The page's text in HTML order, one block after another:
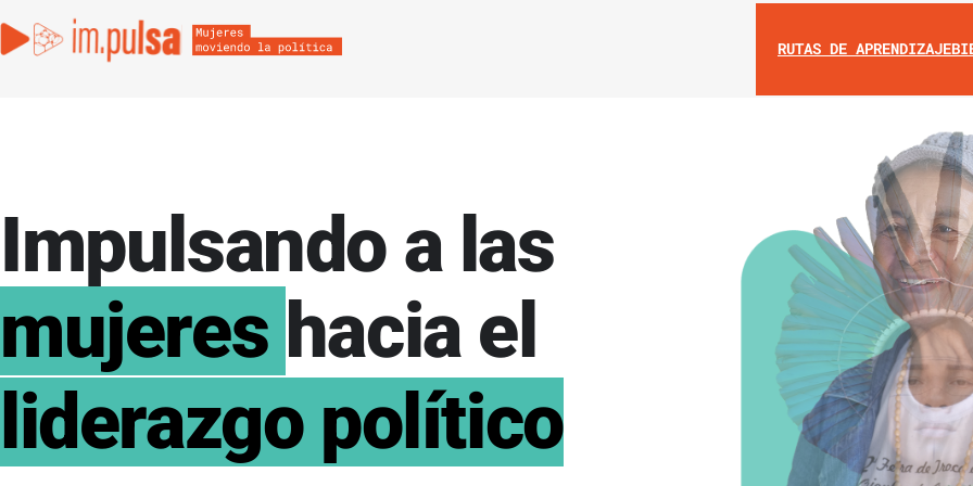
RUTAS DE APRENDIZAJE
Impulsando a las
mujeres hacia el
liderazgo político